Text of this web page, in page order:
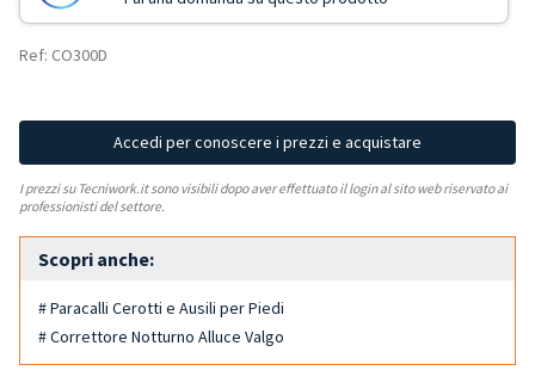
Ref: CO300D
Accedi per conoscere i prezzi e acquistare
I prezzi su Tecniwork.it sono visibili dopo aver effettuato il login al sito web riservato ai
professionisti del settore.
Scopri anche:
# Paracalli Cerotti e Ausili per Piedi
# Correttore Notturno Alluce Valgo